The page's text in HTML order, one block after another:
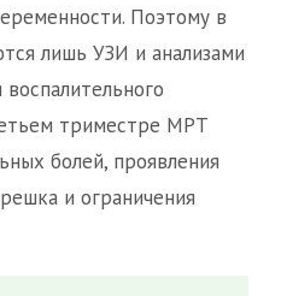
Поэтому в
лишь УЗИ и анализами
триместре МРТ
болей, проявления
и ограничения